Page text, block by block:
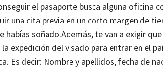
el pasaporte busca alguna oficina
una cita previa en un corto margen de
habías soñado.Además, te van a exigir
expedición del visado para entrar en el
Es decir: Nombre y apellidos, fecha de